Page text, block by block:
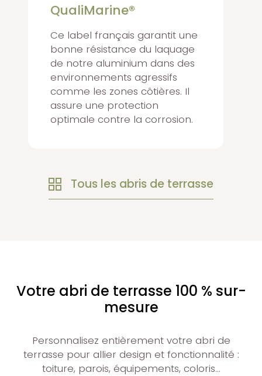
QualiMarine®
Ce label français garantit une
bonne résistance du laquage
de notre aluminium dans des
environnements agressifs
comme les zones côtières. Il
assure une protection
optimale contre la corrosion.
Tous les abris de terrasse
Votre abri de terrasse 100 % sur-
mesure
Personnalisez entièrement votre abri de
terrasse pour allier design et fonctionnalité :
toiture, parois, équipements, coloris…